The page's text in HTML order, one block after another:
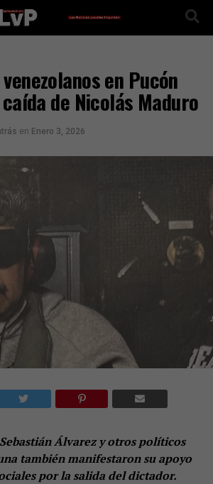
en Pucón
de Nicolás Maduro
en Enero 3, 2026
Álvarez y otros políticos
también manifestaron su apoyo
por la salida del dictador.